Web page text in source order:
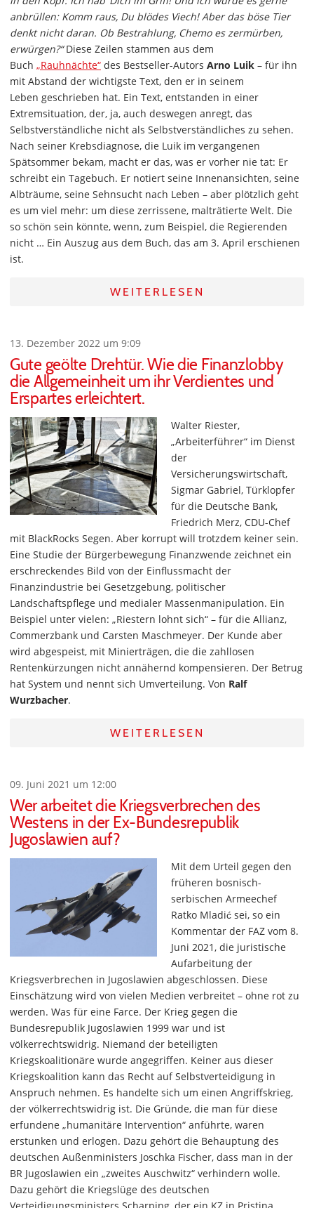
anbrüllen: Komm raus, Du blödes Viech! Aber das böse Tier
denkt nicht daran. Ob Bestrahlung, Chemo es zermürben,
erwürgen?“Diese Zeilen stammen aus dem
Buch „Rauhnächte“ des Bestseller-Autors Arno Luik – für ihn
mit Abstand der wichtigste Text, den er in seinem
Leben geschrieben hat. Ein Text, entstanden in einer
Extremsituation, der, ja, auch deswegen anregt, das
Selbstverständliche nicht als Selbstverständliches zu sehen.
Nach seiner Krebsdiagnose, die Luik im vergangenen
Spätsommer bekam, macht er das, was er vorher nie tat: Er
schreibt ein Tagebuch. Er notiert seine Innenansichten, seine
Albträume, seine Sehnsucht nach Leben – aber plötzlich geht
es um viel mehr: um diese zerrissene, malträtierte Welt. Die
so schön sein könnte, wenn, zum Beispiel, die Regierenden
nicht … Ein Auszug aus dem Buch, das am 3. April erschienen
ist.
WEITERLESEN
13. Dezember 2022 um 9:09
Gute geölte Drehtür. Wie die Finanzlobby
die Allgemeinheit um ihr Verdientes und
Erspartes erleichtert.
Walter Riester,
„Arbeiterführer“ im Dienst
der
Versicherungswirtschaft,
Sigmar Gabriel, Türklopfer
für die Deutsche Bank,
Friedrich Merz, CDU-Chef
mit BlackRocks Segen. Aber korrupt will trotzdem keiner sein.
Eine Studie der Bürgerbewegung Finanzwende zeichnet ein
erschreckendes Bild von der Einflussmacht der
Finanzindustrie bei Gesetzgebung, politischer
Landschaftspflege und medialer Massenmanipulation. Ein
Beispiel unter vielen: „Riestern lohnt sich“ – für die Allianz,
Commerzbank und Carsten Maschmeyer. Der Kunde aber
wird abgespeist, mit Minierträgen, die die zahllosen
Rentenkürzungen nicht annähernd kompensieren. Der Betrug
hat System und nennt sich Umverteilung. Von Ralf
Wurzbacher.
WEITERLESEN
09. Juni 2021 um 12:00
Wer arbeitet die Kriegsverbrechen des
Westens in der Ex-Bundesrepublik
Jugoslawien auf?
Mit dem Urteil gegen den
früheren bosnisch-
serbischen Armeechef
Ratko Mladić sei, so ein
Kommentar der FAZ vom 8.
Juni 2021, die juristische
Aufarbeitung der
Kriegsverbrechen in Jugoslawien abgeschlossen. Diese
Einschätzung wird von vielen Medien verbreitet – ohne rot zu
werden. Was für eine Farce. Der Krieg gegen die
Bundesrepublik Jugoslawien 1999 war und ist
völkerrechtswidrig. Niemand der beteiligten
Kriegskoalitionäre wurde angegriffen. Keiner aus dieser
Kriegskoalition kann das Recht auf Selbstverteidigung in
Anspruch nehmen. Es handelte sich um einen Angriffskrieg,
der völkerrechtswidrig ist. Die Gründe, die man für diese
erfundene „humanitäre Intervention“ anführte, waren
erstunken und erlogen. Dazu gehört die Behauptung des
deutschen Außenministers Joschka Fischer, dass man in der
BR Jugoslawien ein „zweites Auschwitz“ verhindern wolle.
Dazu gehört die Kriegslüge des deutschen